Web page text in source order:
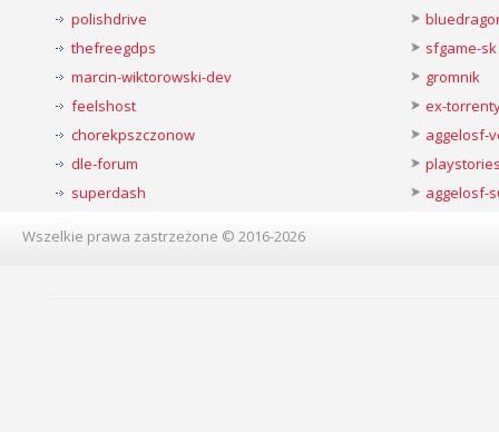
polishdrive
thefreegdps
marcin-wiktorowski-dev
feelshost
chorekpszczonow
dle-forum
superdash
sfgame-sk
gromnik
ex-
aggelosf-
aggelosf-
Wszelkie prawa zastrzeżone © 2016-2026